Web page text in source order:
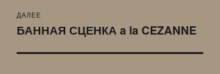
ДАЛЕЕ
Следующая
БАННАЯ СЦЕНКА a la CEZANNE